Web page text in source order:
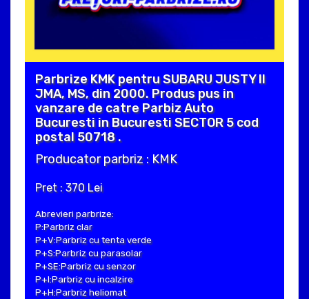
Parbrize KMK pentru SUBARU JUSTY II
JMA, MS, din 2000. Produs pus in
vanzare de catre Parbiz Auto
Bucuresti in Bucuresti SECTOR 5 cod
postal 50718 .
Producator parbriz : KMK
Pret : 370 Lei
Abrevieri parbrize:
P:Parbriz clar
P+V:Parbriz cu tenta verde
P+S:Parbriz cu parasolar
P+SE:Parbriz cu senzor
P+I:Parbriz cu incalzire
P+H:Parbriz heliomat